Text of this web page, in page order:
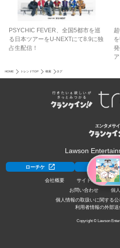
PSYCHIC FEVER、全国5都市を巡
る日本ツアーをU‐NEXTにて8.9に独
占生配信！
HOME トレンドTOP 検索 タグ
Lawson
ローチケ ローチケ[旅行]
会社概要 サイトポリシー
お問い合わせ
個
個人情報の取扱いに関する
利用者情報の外部送
Copyright © Lawson